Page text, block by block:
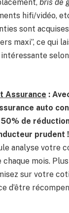
bris de
hifi/vidéo,
sont
maxi”, ce qui
Assurance :
auto
50% de
prudent !
analyse votre
mois.
sur votre
d’être